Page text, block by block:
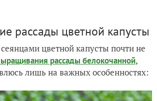
рассады цветной капусты
цветной капусты почти не
рассады белокочанной,
лишь на важных особенностях: